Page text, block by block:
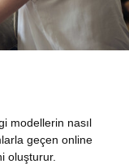
modellerin nasıl
geçen online
oluşturur.